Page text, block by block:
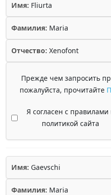
Имя: Fliurta
Фамилия: Maria
Отчество: Xenofont
Прежде чем запросить
пожалуйста, прочитайте
Я согласен с правилами
политикой сайта
Имя: Gaevschi
Фамилия: Maria